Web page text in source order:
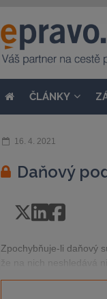
ČLÁNKY
16. 4. 2021
Daňový
Zpochybňuje-li daňový
že na nich neshledává